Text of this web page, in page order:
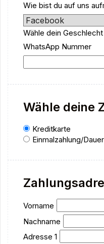
Wie bist du auf uns
Wähle dein Geschlecht
WhatsApp Nummer
Wähle deine
Kreditkarte
Einmalzahlung/
Vorname
Nachname
Adresse 1